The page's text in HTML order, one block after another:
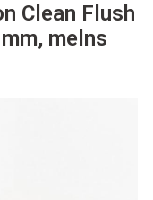
Clean Flush
melns